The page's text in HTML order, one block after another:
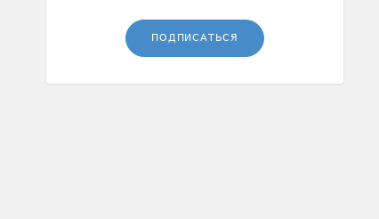
ПОДПИСАТЬСЯ